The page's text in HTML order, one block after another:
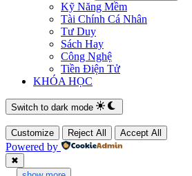
Kỹ Năng Mềm
Tài Chính Cá Nhân
Tư Duy
Sách Hay
Công Nghệ
Tiền Điện Tử
KHÓA HỌC
Switch to dark mode
Customize Reject All Accept All
Powered by
✖